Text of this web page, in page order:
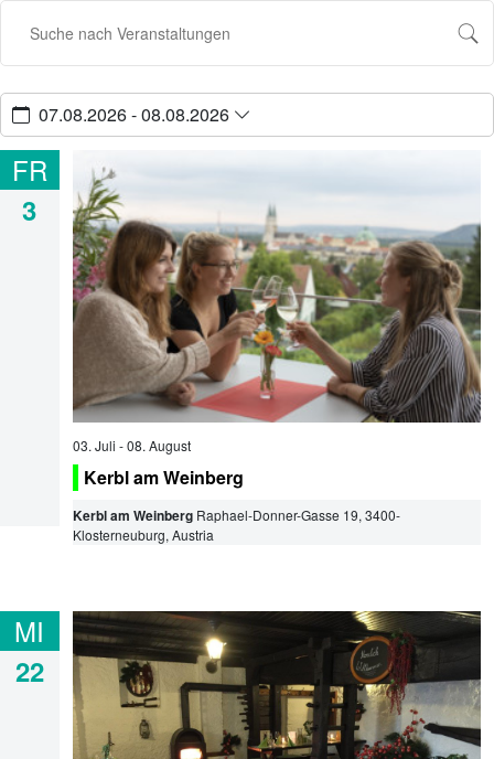
07.08.2026 - 08.08.2026
FR
3
03. Juli -08. August
Kerbl am Weinberg
Kerbl am Weinberg Raphael-Donner-Gasse 19, 3400-
Klosterneuburg, Austria
MI
22